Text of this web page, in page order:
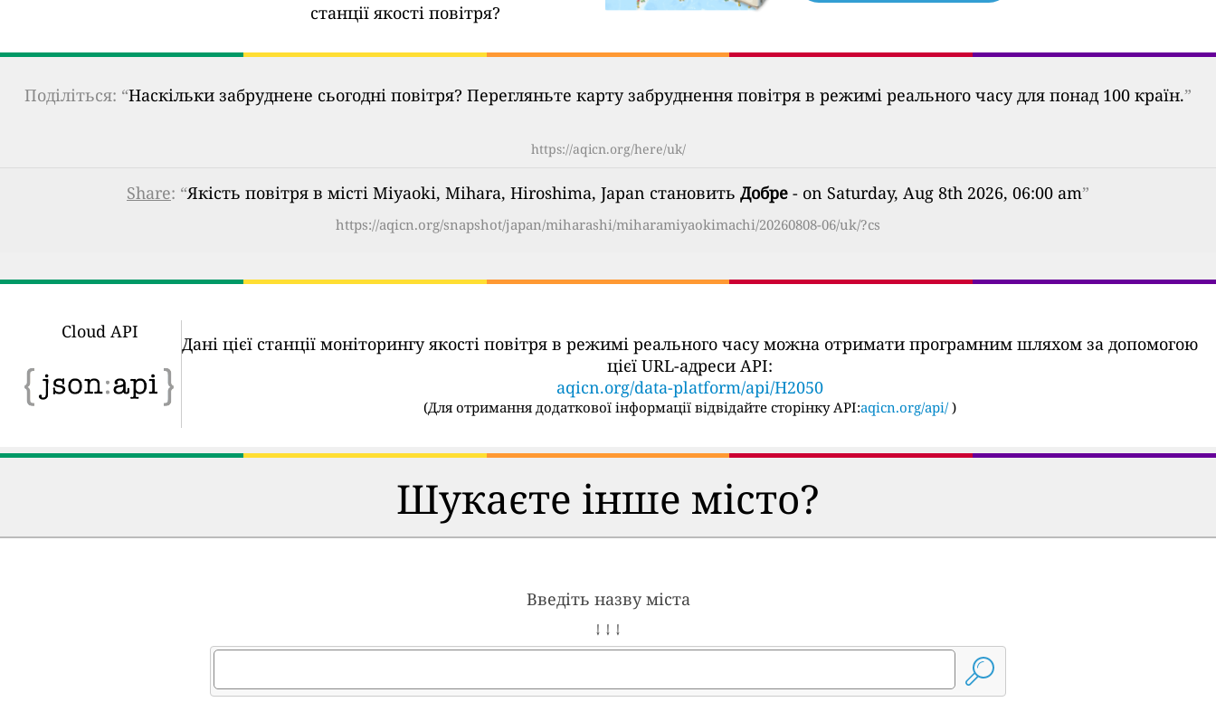
станції якості повітря?
Поділіться: “Наскільки забруднене сьогодні повітря? Перегляньте карту забруднення повітря в режимі реального часу для понад 100 країн.”
https://aqicn.org/here/uk/
Share: “Якість повітря в місті Miyaoki, Mihara, Hiroshima, Japan становить Добре - on Saturday, Aug 8th 2026, 06:00 am”
https://aqicn.org/snapshot/japan/miharashi/miharamiyaokimachi/20260808-06/uk/?cs
Cloud API
Дані цієї станції моніторингу якості повітря в режимі реального часу можна отримати програмним шляхом за допомогою
цієї URL-адреси API:
aqicn.org/data-platform/api/H2050
(Для отримання додаткової інформації відвідайте сторінку API:aqicn.org/api/ )
Шукаєте інше місто?
Введіть назву міста
↓ ↓ ↓